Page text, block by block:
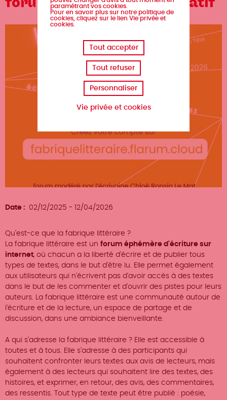
Date 02/12/2025 - 12/04/2026
Qu'est-ce que la fabrique littéraire ?
La fabrique littéraire est un forum éphémère d'écriture sur
internet, où chacun a la liberté d'écrire et de publier tous
types de textes, dans le but d'être lu. Elle permet également
aux utilisateurs qui n'écrivent pas d'avoir accès à des textes
dans le but de les commenter et d'ouvrir des pistes pour leurs
auteurs. La fabrique littéraire est une communauté autour de
l'écriture et de la lecture, un espace de partage et de
discussion, dans une ambiance bienveillante.
A qui s'adresse la fabrique littéraire ? Elle est accessible à
toutes et à tous. Elle s'adresse à des participants qui
souhaitent confronter leurs textes aux avis de lecteurs, mais
également à des lecteurs qui souhaitent lire des textes, des
histoires, et exprimer, en retour, des avis, des commentaires,
des ressentis. Tout type de texte peut être publié : poésie,
paramétrant vos cookies.
Pour en savoir plus sur notre politique de
cookies, cliquez sur le lien Vie privée et
cookies.
Tout accepter
Tout refuser
Personnaliser
Vie privée et cookies